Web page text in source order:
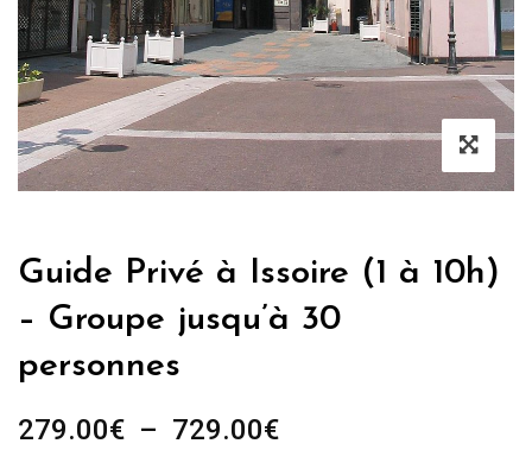
Guide Privé à Issoire (1 à 10h)
– Groupe jusqu’à 30
personnes
279.00€ – 729.00€Plage